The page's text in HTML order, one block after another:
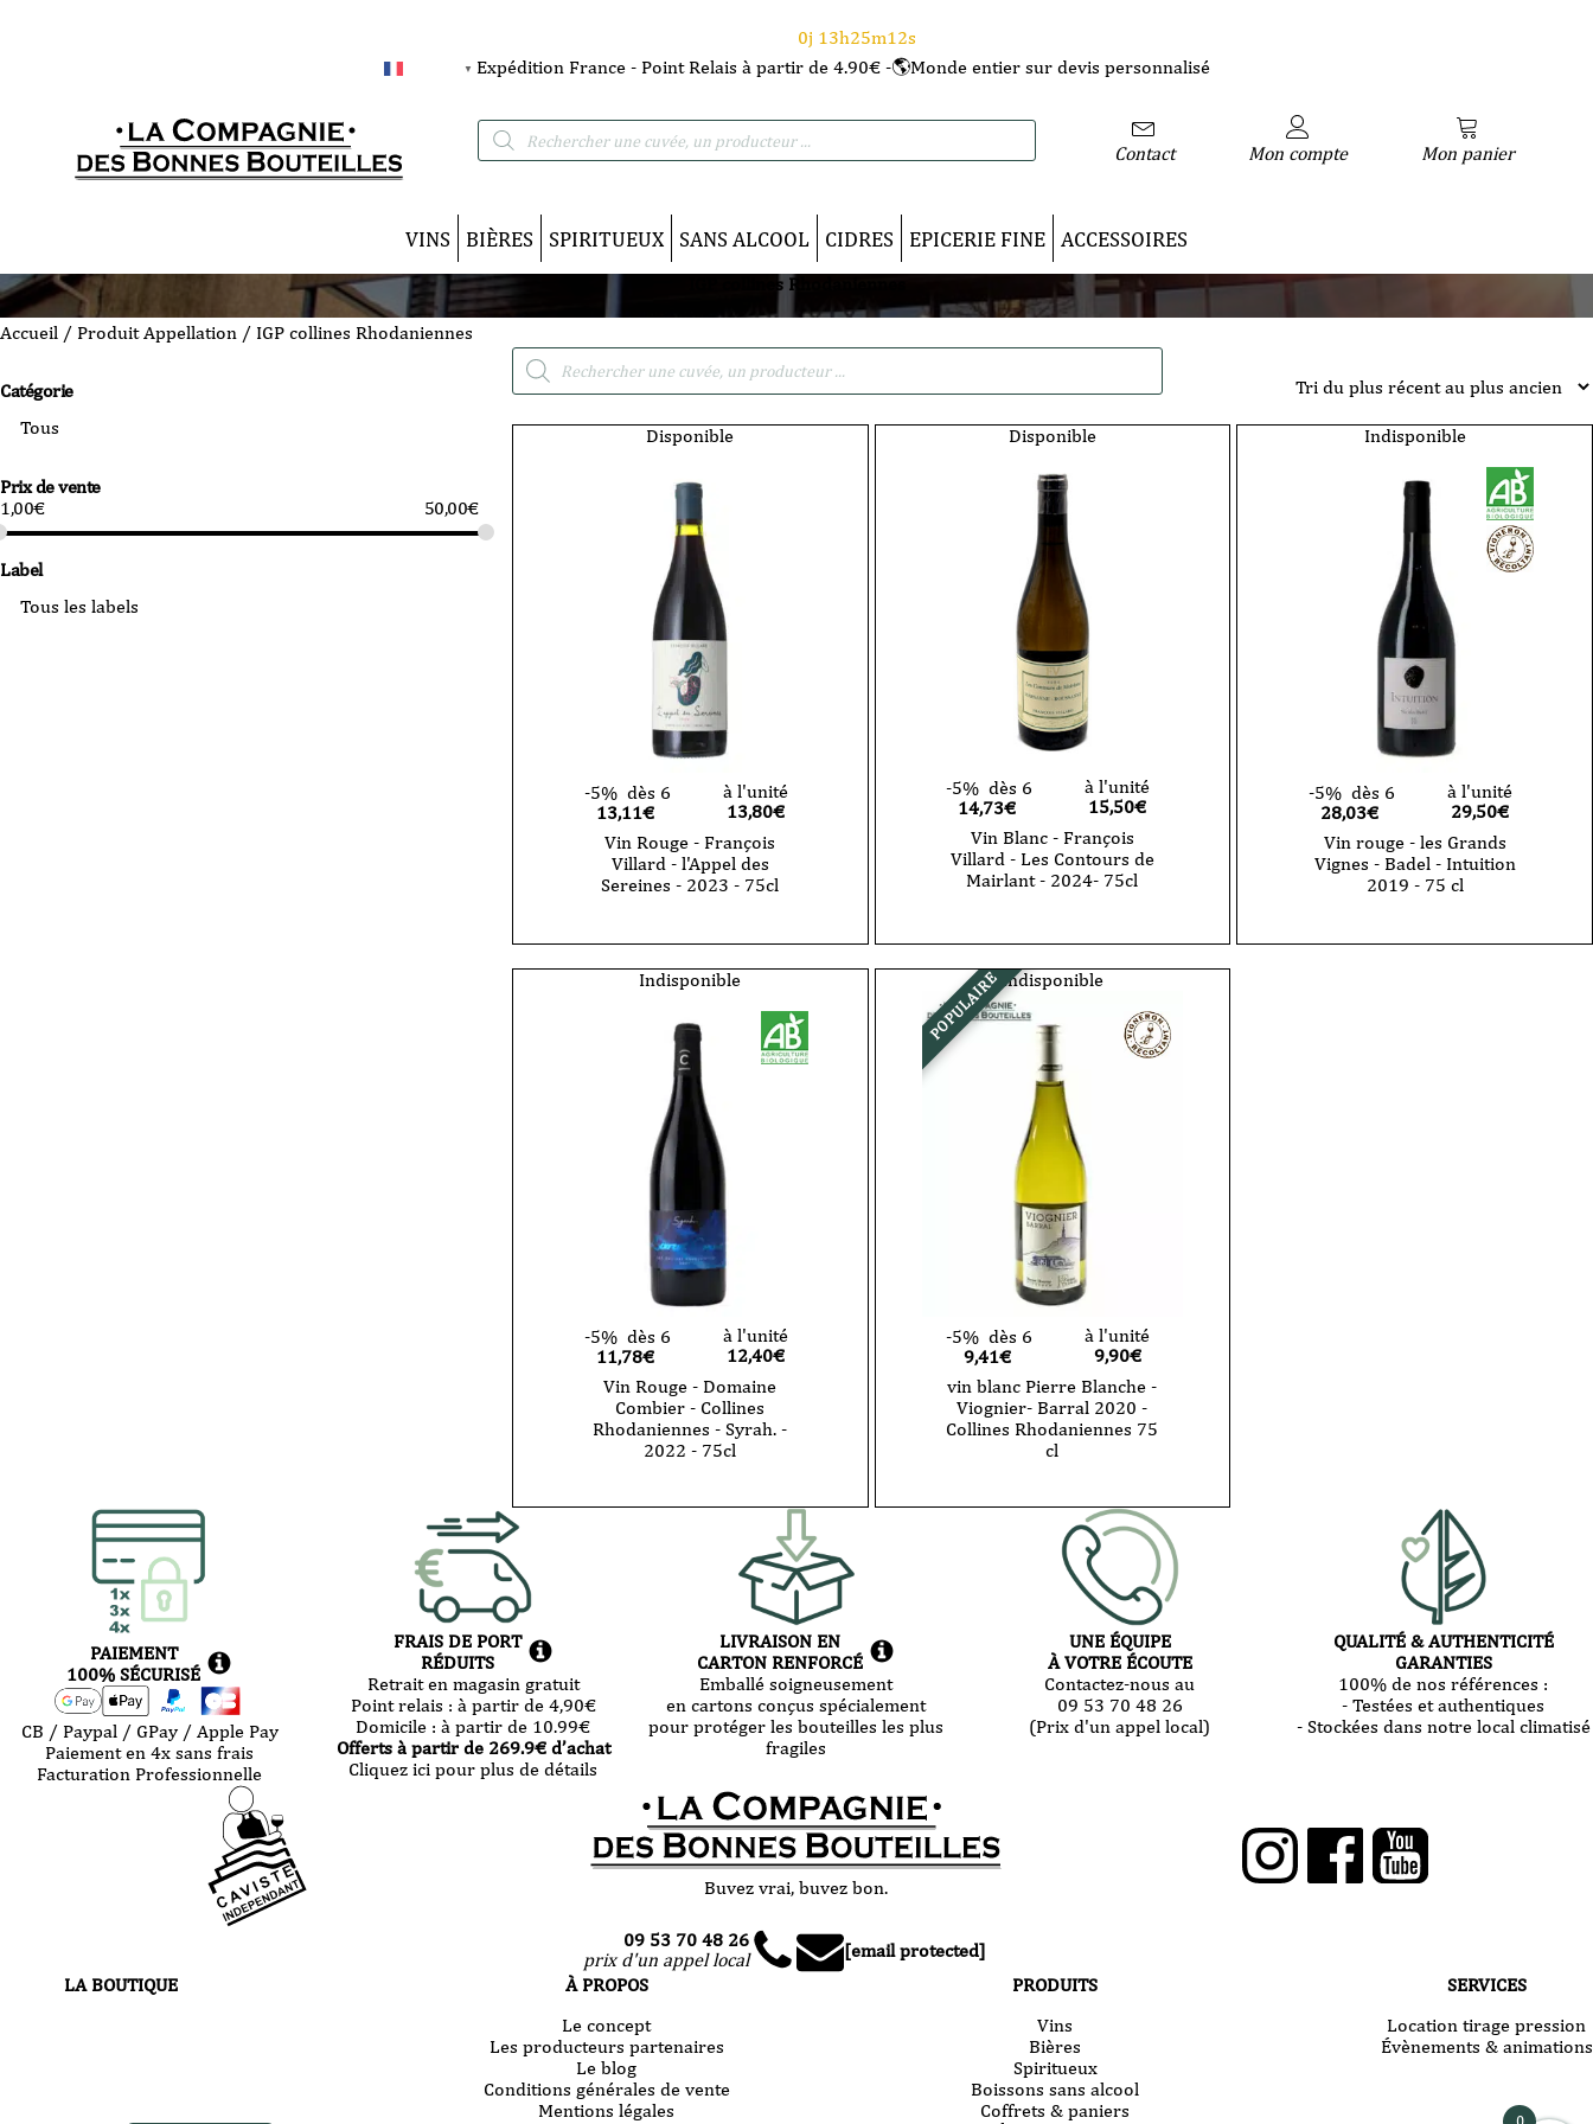
0j 13h25m11s
▼ Expédition France - Point Relais à partir de 4.90€ -🌎Monde entier sur devis personnalisé
Recherche
de
Contact Mon compte Mon panier
VINS BIÈRES SPIRITUEUX SANS ALCOOL CIDRES EPICERIE FINE ACCESSOIRES
IGP collines Rhodaniennes
Accueil / Produit Appellation / IGP collines Rhodaniennes
Recherche
Catégorie
Prix de vente
1,00€ 50,00€
Label
Disponible
-5% dès 6
13,11€
à l'unité
13,80€
Vin Rouge - François
Villard - l'Appel des
Sereines - 2023 - 75cl
Rouge
Sereines
Disponible
-5% dès 6
14,73€
à l'unité
15,50€
Vin Blanc - François
Villard - Les Contours de
Mairlant - 2024- 75cl
Indisponible
-5% dès 6
28,03€
à l'unité
29,50€
Vin rouge - les Grands
Vignes - Badel - Intuition
2019 - 75 cl
Indisponible
-5% dès 6
11,78€
à l'unité
12,40€
Vin Rouge - Domaine
Combier - Collines
Rhodaniennes - Syrah. -
2022 - 75cl
POPULAIRE Indisponible
-5% dès 6
9,41€
à l'unité
9,90€
vin blanc Pierre Blanche -
Viognier- Barral 2020 -
Collines Rhodaniennes 75
cl
PAIEMENT
100% SÉCURISÉ
CB / Paypal / GPay / Apple Pay
Paiement en 4x sans frais
Facturation Professionnelle
FRAIS DE PORT
RÉDUITS
Retrait en magasin gratuit
Point relais : à partir de 4,90€
Domicile :à partir de 10.99€
Offerts à partir de 269.9€ d’achat
Cliquez ici pour plus de détails
LIVRAISON EN
CARTON RENFORCÉ
Emballé soigneusement
en cartons conçus spécialement
pour protéger les bouteilles les plus
fragiles
UNE ÉQUIPE
À VOTRE ÉCOUTE
Contactez-nous au
09 53 70 48 26
(Prix d'un appel local)
QUALITÉ & AUTHENTICITÉ
GARANTIES
100% de nos références :
- Testées et authentiques
- Stockées dans notre local climatisé
Buvez vrai, buvez bon.
09 53 70 48 26
prix d'un appel local
[email protected]
LA BOUTIQUE
À PROPOS
Le concept
Les producteurs partenaires
Le blog
Conditions générales de vente
Mentions légales
PRODUITS
Vins
Bières
Spiritueux
Boissons sans alcool
Coffrets & paniers
SERVICES
Location tirage pression
Évènements & animations